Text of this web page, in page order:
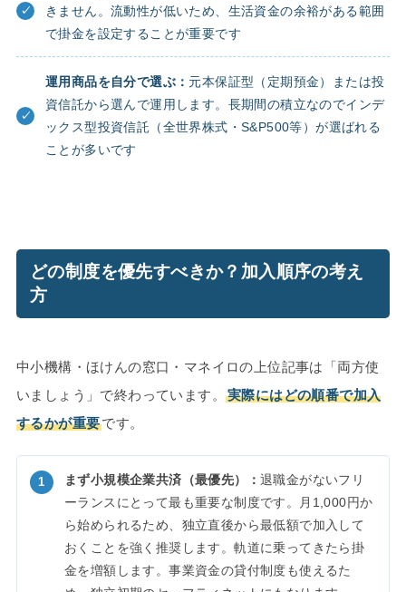
きません。流動性が低いため、生活資金の余裕がある範囲
で掛金を設定することが重要です
運用商品を自分で選ぶ： 元本保証型（定期預金）または投
資信託から選んで運用します。長期間の積立なのでインデ
ックス型投資信託（全世界株式・S&P500等）が選ばれる
ことが多いです
どの制度を優先すべきか？加入順序の考え
方
中小機構・ほけんの窓口・マネイロの上位記事は「両方使
いましょう」で終わっています。
実際にはどの順番で加入
するかが重要です。
まず小規模企業共済（最優先）： 退職金がないフリ
ーランスにとって最も重要な制度です。月1,000円か
ら始められるため、独立直後から最低額で加入して
おくことを強く推奨します。軌道に乗ってきたら掛
金を増額します。事業資金の貸付制度も使えるた